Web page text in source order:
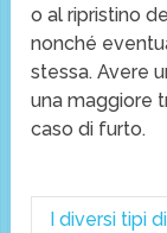
o al ripristino
nonché
stessa. Avere
una maggiore
caso di furto.
I diversi tipi